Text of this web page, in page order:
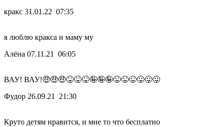
кракс 31.01.22 07:35
я люблю кракса и маму му
Алёна 07.11.21 06:05
ВАУ! ВАУ!🤑🤑🤑😝😝😝🤪🤪🤪😜😜😜😛😛😛
Фудор 26.09.21 21:30
Круто детям нравится, и мне то что бесплатно